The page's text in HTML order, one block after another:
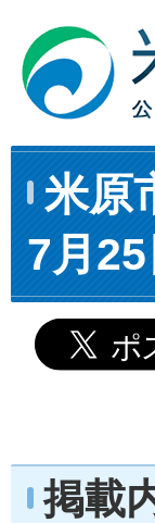
米原
7月
掲載